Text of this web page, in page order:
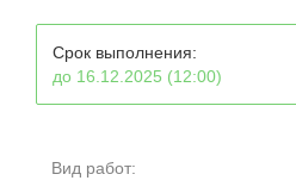
Срок выполнения:
до 16.12.2025 (12:00)
Вид работ: